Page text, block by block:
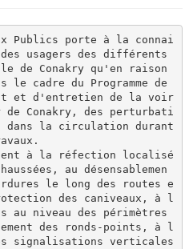
Publics porte à la connai
usagers des différents
de Conakry qu'en raison
le cadre du Programme de
et d'entretien de la voir
Conakry, des perturbati
dans la circulation durant
à la réfection localisé
au désensablemen
le long des routes e
des caniveaux, à l
au niveau des périmètres
des ronds-points, à l
signalisations verticales